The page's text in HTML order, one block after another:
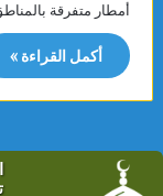
أمطار متفرقة
أكمل القراءة »